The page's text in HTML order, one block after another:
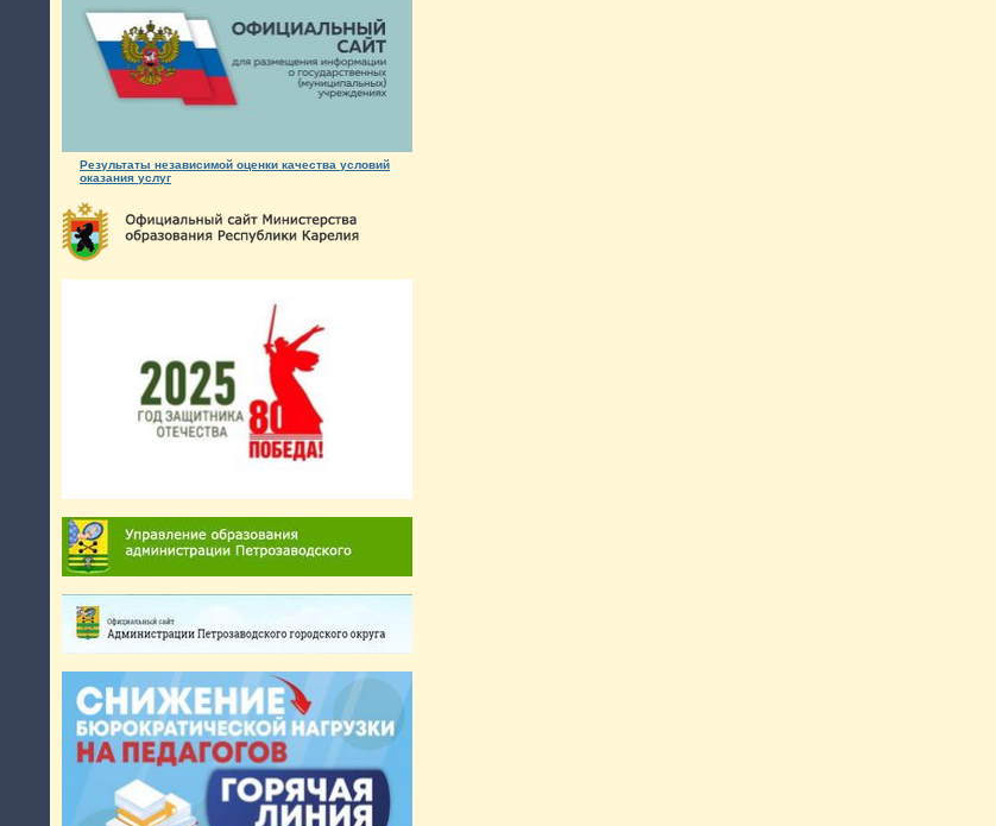
Результаты независимой оценки качества условий
оказания услуг